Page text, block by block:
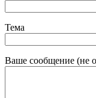
Тема
Ваше сообщение (не